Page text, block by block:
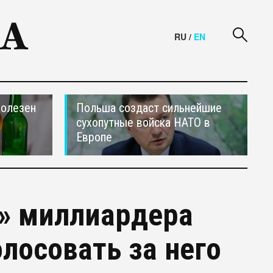
RU / EN
Польша создаст сильнейшие
сухопутные войска НАТО в
Европе
миллиардера
за него